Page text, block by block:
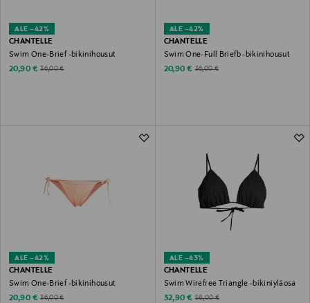
ALE –42%
CHANTELLE
Swim One-Brief -bikinihousut
Discounted Price
20,90 € Original Price
36,00 €
ALE –42%
CHANTELLE
Swim One-Full Briefb -bikinihousut
Discounted Price
20,90 € Original Price
36,00 €
ALE –42%
CHANTELLE
Swim One-Brief -bikinihousut
Discounted Price
20,90 € Original Price
36,00 €
ALE –43%
CHANTELLE
Swim Wirefree Triangle -bikiniyläosa
Discounted Price
32,90 € Original Price
58,00 €